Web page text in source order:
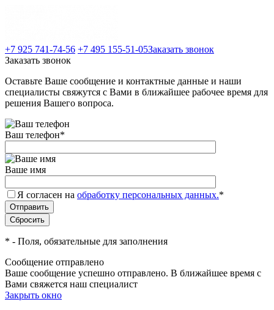
+7 925 741-74-56 +7 495 155-51-05Заказать звонок
Заказать звонок
Оставьте Ваше сообщение и контактные данные и наши
специалисты свяжутся с Вами в ближайшее рабочее время для
решения Вашего вопроса.
Ваш телефон*
Ваше имя
Я согласен на обработку персональных данных.*
* - Поля, обязательные для заполнения
Сообщение отправлено
Ваше сообщение успешно отправлено. В ближайшее время с
Вами свяжется наш специалист
Закрыть окно